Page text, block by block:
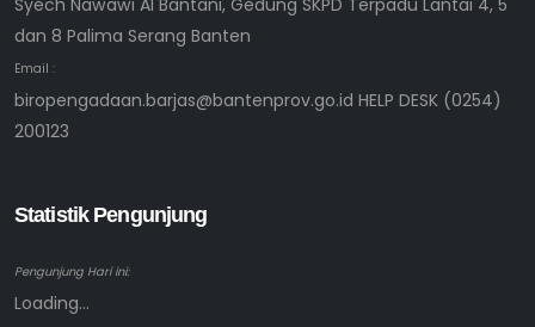
Syech Nawawi Al Bantani, Gedung SKPD Terpadu Lantai 4, 5
dan 8 Palima Serang Banten
Email :
biropengadaan.barjas@bantenprov.go.id HELP DESK (0254)
200123
Statistik Pengunjung
Pengunjung Hari ini:
Loading...